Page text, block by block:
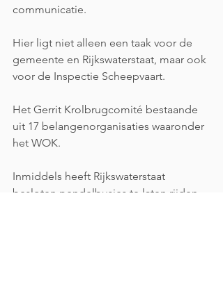
communicatie.
Hier ligt niet alleen een taak voor de
gemeente en Rijkswaterstaat, maar ook
voor de Inspectie Scheepvaart.
Het Gerrit Krolbrugcomité bestaande
uit 17 belangenorganisaties waaronder
het WOK.
Inmiddels heeft Rijkswaterstaat
besloten pendelbusjes te laten rijden